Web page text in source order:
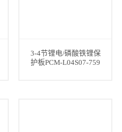
3-4节锂电/磷酸铁锂保
护板PCM-L04S07-759